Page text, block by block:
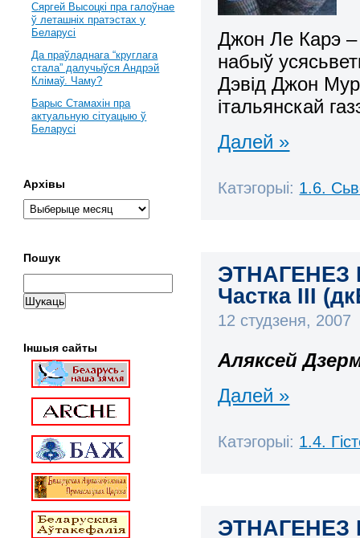
Джон Ле Карэ –
набыў
Дэвід Джон Мур
італьянскай
Далей »
Катэгорыі: 1.6.
ЭТНАГЕНЕЗ
Частка ІІІ
12 студзеня, 2007
Аляксей
Далей »
Катэгорыі: 1.4.
ЭТНАГЕНЕЗ
Сяргей Высоцкі пра галоўнае
ў леташніх пратэстах у
Беларусі
Да праўладнага “круглага
стала” далучыўся Андрэй
Клімаў. Чаму?
Барыс Стамахін пра
актуальную сітуацыю ў
Беларусі
Архівы
Пошук
Іншыя сайты